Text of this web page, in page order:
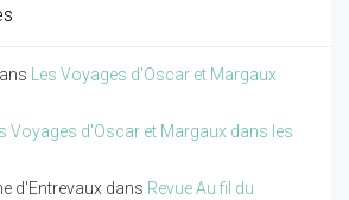
Les Voyages d'Oscar et Margaux
Voyages d'Oscar et Margaux dans les
d'Entrevaux dans Revue Au fil du